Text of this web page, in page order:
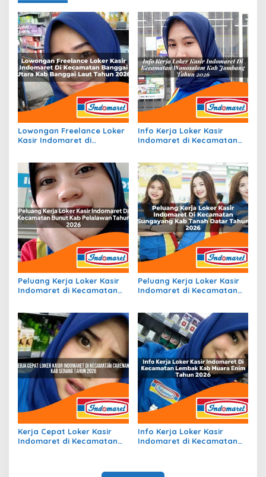
Lowongan Freelance Loker
Kasir Indomaret di
2026
Info Kerja Loker Kasir
Indomaret di Kecamatan
Peluang Kerja Loker Kasir
Indomaret di Kecamatan
Peluang Kerja Loker Kasir
Indomaret di Kecamatan
Kerja Cepat Loker Kasir
Indomaret di Kecamatan
Info Kerja Loker Kasir
Indomaret di Kecamatan